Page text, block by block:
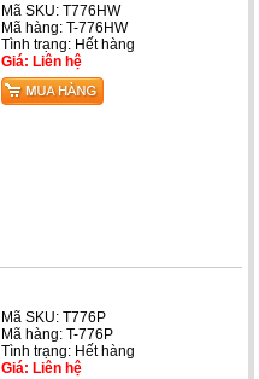
Mã SKU: T776HW
Mã hàng: T-776HW
Tình trạng: Hết hàng
Giá: Liên hệ
Mã SKU: T776P
Mã hàng: T-776P
Tình trạng: Hết hàng
Giá: Liên hệ